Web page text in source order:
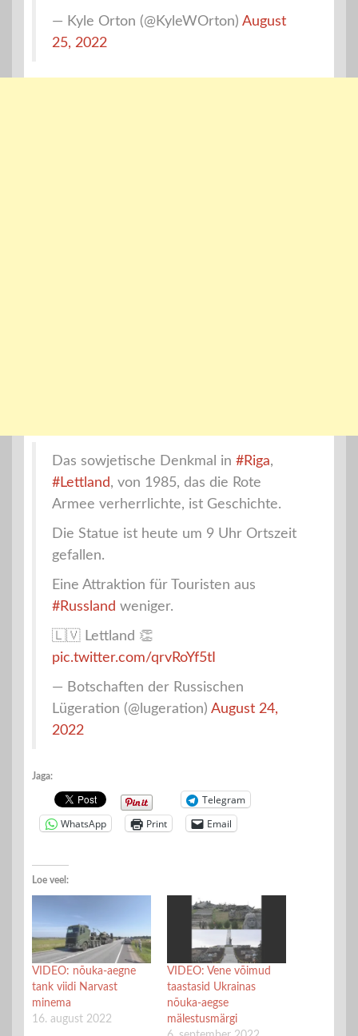
— Kyle Orton (@KyleWOrton) August
25, 2022
Das sowjetische Denkmal in #Riga,
#Lettland, von 1985, das die Rote
Armee verherrlichte, ist Geschichte.
Die Statue ist heute um 9 Uhr Ortszeit
gefallen.
Eine Attraktion für Touristen aus
#Russland weniger.
🇱🇻 Lettland 👏
pic.twitter.com/qrvRoYf5tI
— Botschaften der Russischen
Lügeration (@lugeration) August 24,
2022
Jaga:
Telegram
WhatsApp
Print Email
Loe veel:
VIDEO: nõuka-aegne
tank viidi Narvast
minema
16. august 2022
VIDEO: Vene võimud
taastasid Ukrainas
nõuka-aegse
mälestusmärgi